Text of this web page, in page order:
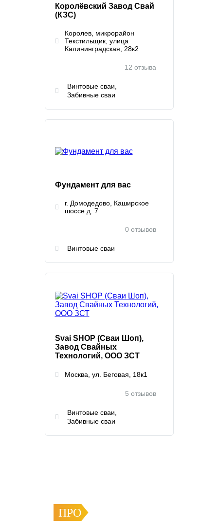
Королёвский Завод Свай
(КЗС)
Королев, микрорайон
Текстильщик, улица
Калининградская, 28к2
12 отзыва
Винтовые сваи
Забивные сваи
Фундамент для вас
г. Домодедово, Каширское
шоссе д. 7
0 отзывов
Винтовые сваи
Svai SHOP (Сваи Шоп),
Завод Свайных
Технологий, ООО ЗСТ
Москва, ул. Беговая, 18к1
5 отзывов
Винтовые сваи
Забивные сваи
ПРО